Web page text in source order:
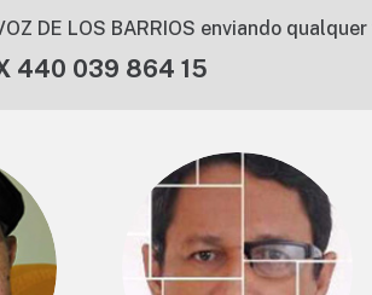
DE LOS BARRIOS enviando
440 039 864 15